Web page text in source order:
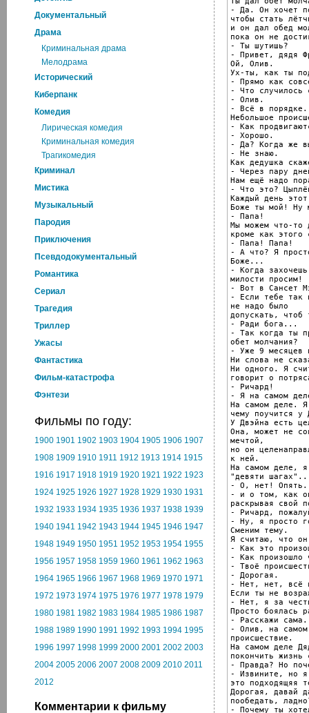
Документальный
Драма
Криминальная драма
Мелодрама
Исторический
Киберпанк
Комедия
Лирическая комедия
Криминальная комедия
Трагикомедия
Криминал
Мистика
Музыкальный
Пародия
Приключения
Псевдодокументальный
Романтика
Cериал
Трагедия
Триллер
Ужасы
Фантастика
Фильм-катастрофа
Фэнтези
Фильмы по году:
1900 1901 1902 1903 1904 1905 1906 1907
1908 1909 1910 1911 1912 1913 1914 1915
1916 1917 1918 1919 1920 1921 1922 1923
1924 1925 1926 1927 1928 1929 1930 1931
1932 1933 1934 1935 1936 1937 1938 1939
1940 1941 1942 1943 1944 1945 1946 1947
1948 1949 1950 1951 1952 1953 1954 1955
1956 1957 1958 1959 1960 1961 1962 1963
1964 1965 1966 1967 1968 1969 1970 1971
1972 1973 1974 1975 1976 1977 1978 1979
1980 1981 1982 1983 1984 1985 1986 1987
1988 1989 1990 1991 1992 1993 1994 1995
1996 1997 1998 1999 2000 2001 2002 2003
2004 2005 2006 2007 2008 2009 2010 2011
2012
Комментарии к фильму
- Да. Он хочет
чтобы стать
и он дал обед
пока он не
- Ты шутишь?
- Привет, дядя
Ой, Олив.
Ух-ты, как ты
- Прямо как
- Что случилось
- Олив.
- Всё в порядке.
Небольшое
- Как
- Хорошо.
- Да? Когда же
- Не знаю.
Как дедушка
- Через пару
Нам ещё надо
- Что это?
Каждый день
Боже ты мой! Ну
- Папа!
Мы можем что-то
кроме как этого
- Папа! Папа!
- А что? Я
Боже...
- Когда
милости просим!
- Вот в Сансет
- Если тебе так
не надо было
допускать, чтоб
- Ради бога...
- Так когда ты
обет молчания?
- Уже 9 месяцев
Ни слова не
Ни одного. Я
говорит о
- Ричард!
- Я на самом
На самом деле.
чему поучится у
У Двэйна есть
Она, может не
мечтой,
но он
к ней.
На самом деле,
"девяти
- О, нет!
- и о том, как
раскрывая свой
- Ричард,
- Ну, я просто
Сменим тему.
Я считаю, что он
- Как это
- Как произошло
- Твоё
- Дорогая.
- Нет, нет, всё
Если ты не
- Нет, я за
Просто боялась
- Расскажи сама.
- Олив, на
происшествие.
На самом деле
покончить жизнь
- Правда? Но
- Извините, но
это подходящяя
Дорогая, давай
пообедать,
- Почему ты